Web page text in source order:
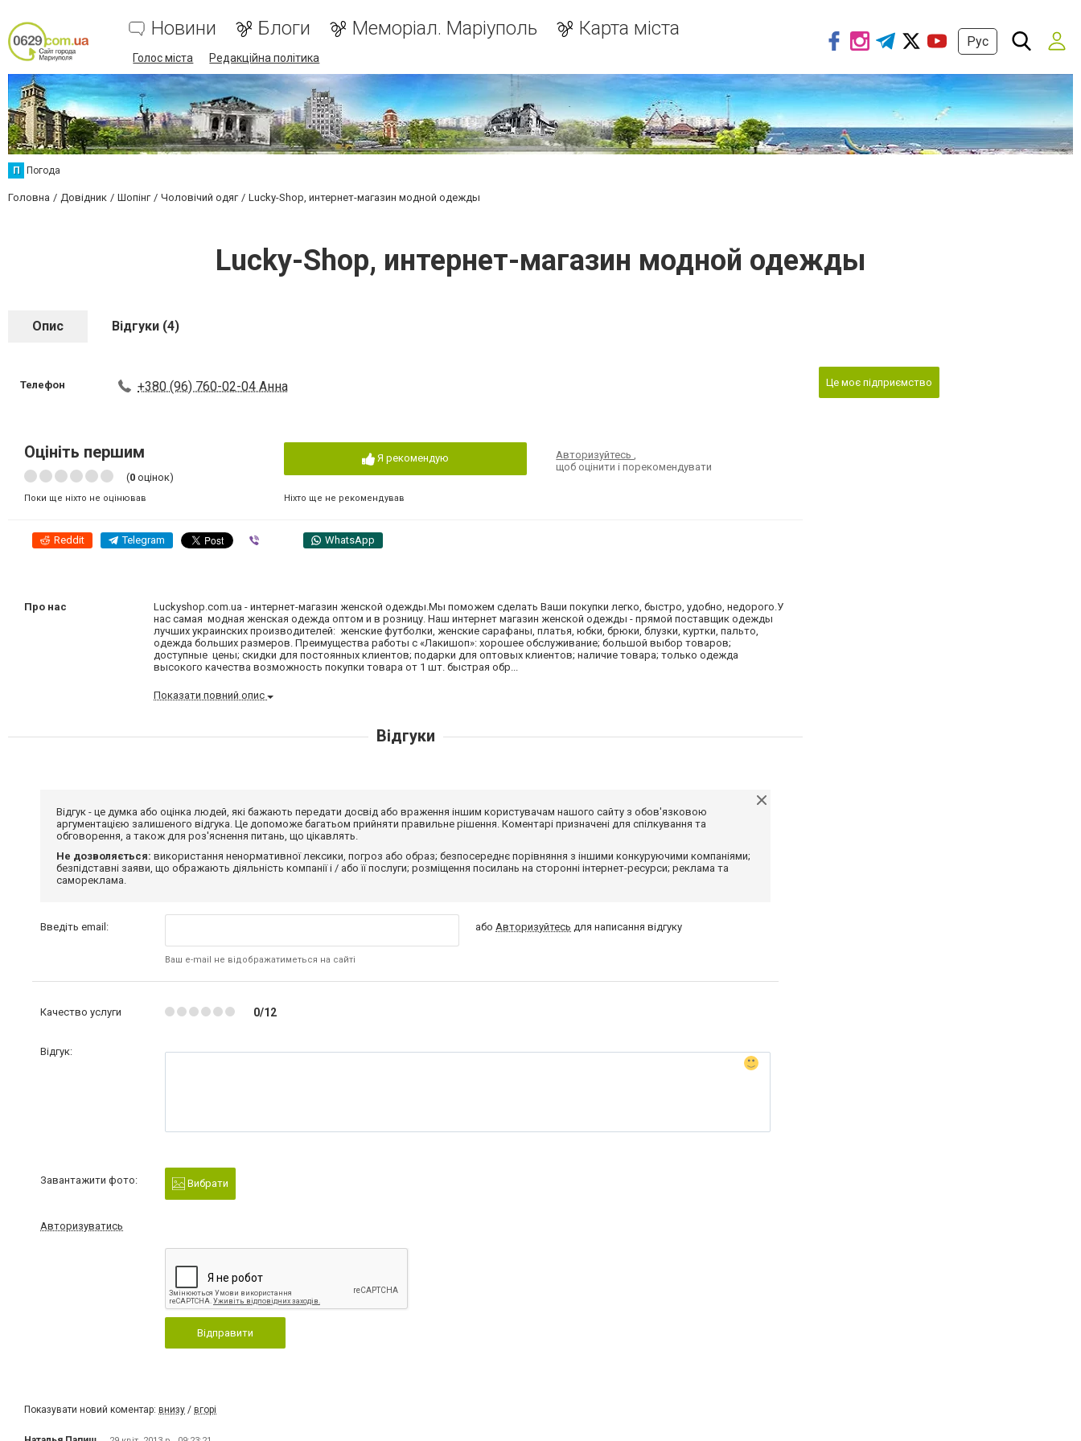
Новини Блоги Меморіал. Маріуполь Карта міста
Голос міста Редакційна політика
Рус
П Погода
Головна Довідник Шопінг Чоловічий одяг Lucky-Shop, интернет-магазин модной одежды
Lucky-Shop, интернет-магазин модной одежды
Опис Відгуки (4)
Телефон +380 (96) 760-02-04 Анна
Оцініть першим
(0 оцінок)
Поки ще ніхто не оцінював
Я рекомендую
Ніхто ще не рекомендував
Авторизуйтесь,
щоб оцінити і порекомендувати
Reddit Telegram WhatsApp
Про нас
Luckyshop.com.ua - интернет-магазин женской одежды.Мы поможем сделать Ваши покупки легко, быстро, удобно, недорого.У
нас самая модная женская одежда оптом и в розницу. Наш интернет магазин женской одежды - прямой поставщик одежды
лучших украинских производителей: женские футболки, женские сарафаны, платья, юбки, брюки, блузки, куртки, пальто,
одежда больших размеров. Преимущества работы с «Лакишоп»: хорошее обслуживание; большой выбор товаров;
доступные цены; скидки для постоянных клиентов; подарки для оптовых клиентов; наличие товара; только одежда
высокого качества возможность покупки товара от 1 шт. быстрая обр...
Показати повний опис
Це моє підприємство
Відгуки
Відгук - це думка або оцінка людей, які бажають передати досвід або враження іншим користувачам нашого сайту з обов'язковою
аргументацією залишеного відгука. Це допоможе багатьом прийняти правильне рішення. Коментарі призначені для спілкування та
обговорення, а також для роз'яснення питань, що цікавлять.
Не дозволяється: використання ненормативної лексики, погроз або образ; безпосереднє порівняння з іншими конкуруючими компаніями;
безпідставні заяви, що ображають діяльність компанії і / або її послуги; розміщення посилань на сторонні інтернет-ресурси; реклама та
самореклама.
Введіть email:
Ваш e-mail не відображатиметься на сайті
або Авторизуйтесь для написання відгуку
Качество услуги 0/12
Відгук:
Завантажити фото: Вибрати
Авторизуватись
Відправити
Показувати новий коментар: внизу / вгорі